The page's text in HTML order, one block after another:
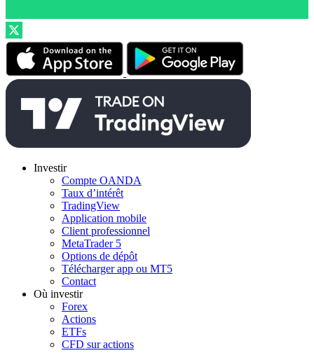
Investir
Compte OANDA
Taux d’intérêt
TradingView
Application mobile
Client professionnel
MetaTrader 5
Options de dépôt
Télécharger app ou MT5
Contact
Où investir
Forex
Actions
ETFs
CFD sur actions